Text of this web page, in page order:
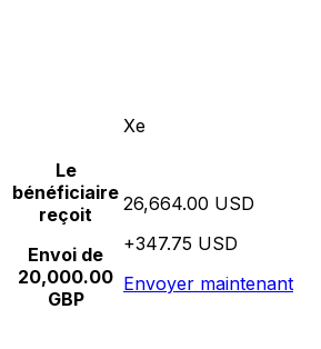
Xe
Le
bénéficiaire
reçoit
Envoi de
20,000.00
GBP
26,664.00 USD
+347.75 USD
Envoyer maintenant